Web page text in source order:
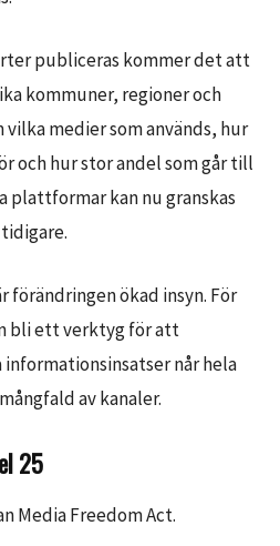
publiceras kommer det att
kommuner, regioner och
vilka medier som används, hur
och hur stor andel som går till
plattformar kan nu granskas
förändringen ökad insyn. För
bli ett verktyg för att
når hela
av kanaler.
25
Media Freedom Act.